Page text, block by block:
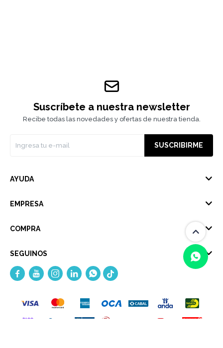
(0/4)
Suscríbete a nuestra newsletter
Recibe todas las novedades y ofertas de nuestra tienda.
SUSCRIBIRME
AYUDA
EMPRESA
COMPRA
SEGUINOS
    